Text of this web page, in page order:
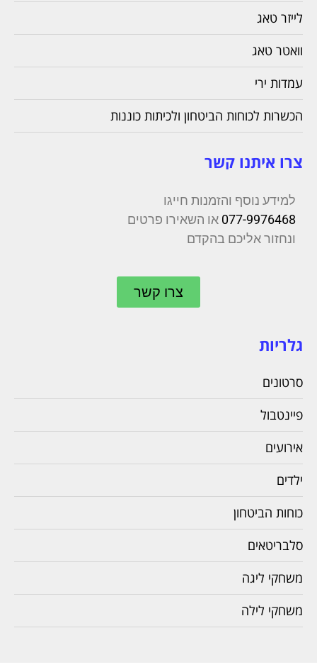
לייזר טאג
וואטר טאג
עמדות ירי
הכשרות לכוחות הביטחון ולכיתות כוננות
צרו איתנו קשר
למידע נוסף והזמנות חייגו
077-9976468 או השאירו פרטים
ונחזור אליכם בהקדם
צרו קשר
גלריות
סרטונים
פיינטבול
אירועים
ילדים
כוחות הביטחון
סלבריטאים
משחקי ליגה
משחקי לילה